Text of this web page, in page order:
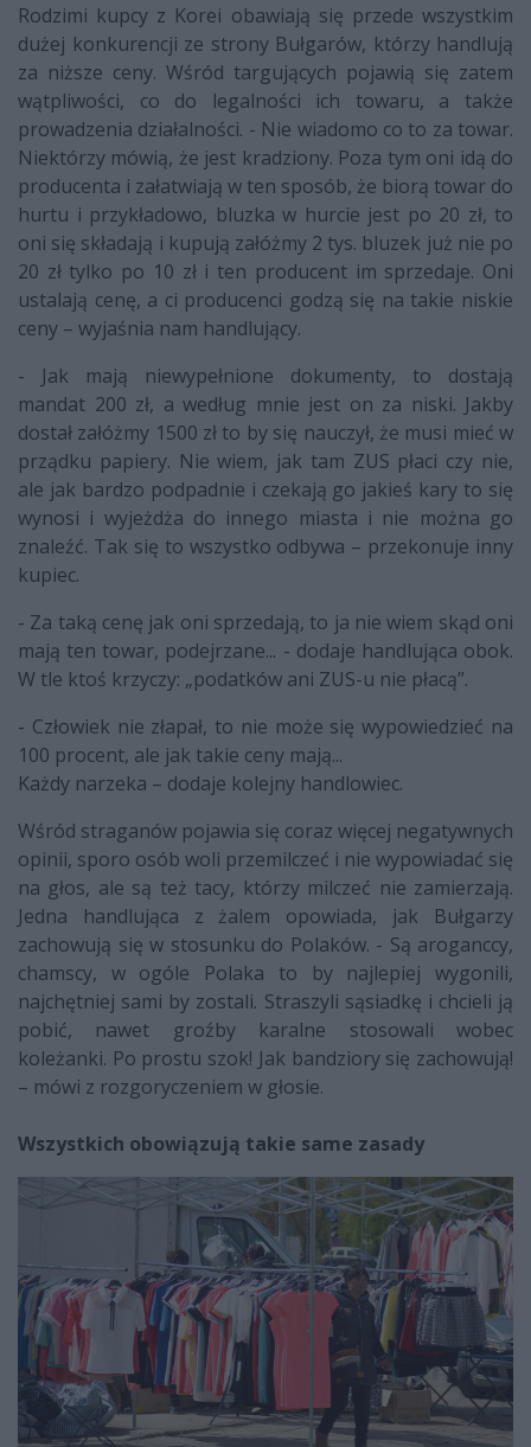
Rodzimi kupcy z Korei obawiają się przede wszystkim
dużej konkurencji ze strony Bułgarów, którzy handlują
za niższe ceny. Wśród targujących pojawią się zatem
wątpliwości, co do legalności ich towaru, a także
prowadzenia działalności. - Nie wiadomo co to za towar.
Niektórzy mówią, że jest kradziony. Poza tym oni idą do
producenta i załatwiają w ten sposób, że biorą towar do
hurtu i przykładowo, bluzka w hurcie jest po 20 zł, to
oni się składają i kupują załóżmy 2 tys. bluzek już nie po
20 zł tylko po 10 zł i ten producent im sprzedaje. Oni
ustalają cenę, a ci producenci godzą się na takie niskie
ceny – wyjaśnia nam handlujący.
- Jak mają niewypełnione dokumenty, to dostają
mandat 200 zł, a według mnie jest on za niski. Jakby
dostał załóżmy 1500 zł to by się nauczył, że musi mieć w
prządku papiery. Nie wiem, jak tam ZUS płaci czy nie,
ale jak bardzo podpadnie i czekają go jakieś kary to się
wynosi i wyjeżdża do innego miasta i nie można go
znaleźć. Tak się to wszystko odbywa – przekonuje inny
kupiec.
- Za taką cenę jak oni sprzedają, to ja nie wiem skąd oni
mają ten towar, podejrzane... - dodaje handlująca obok.
W tle ktoś krzyczy: „podatków ani ZUS-u nie płacą”.
- Człowiek nie złapał, to nie może się wypowiedzieć na
100 procent, ale jak takie ceny mają...
Każdy narzeka – dodaje kolejny handlowiec.
Wśród straganów pojawia się coraz więcej negatywnych
opinii, sporo osób woli przemilczeć i nie wypowiadać się
na głos, ale są też tacy, którzy milczeć nie zamierzają.
Jedna handlująca z żalem opowiada, jak Bułgarzy
zachowują się w stosunku do Polaków. - Są aroganccy,
chamscy, w ogóle Polaka to by najlepiej wygonili,
najchętniej sami by zostali. Straszyli sąsiadkę i chcieli ją
pobić, nawet groźby karalne stosowali wobec
koleżanki. Po prostu szok! Jak bandziory się zachowują!
– mówi z rozgoryczeniem w głosie.
Wszystkich obowiązują takie same zasady